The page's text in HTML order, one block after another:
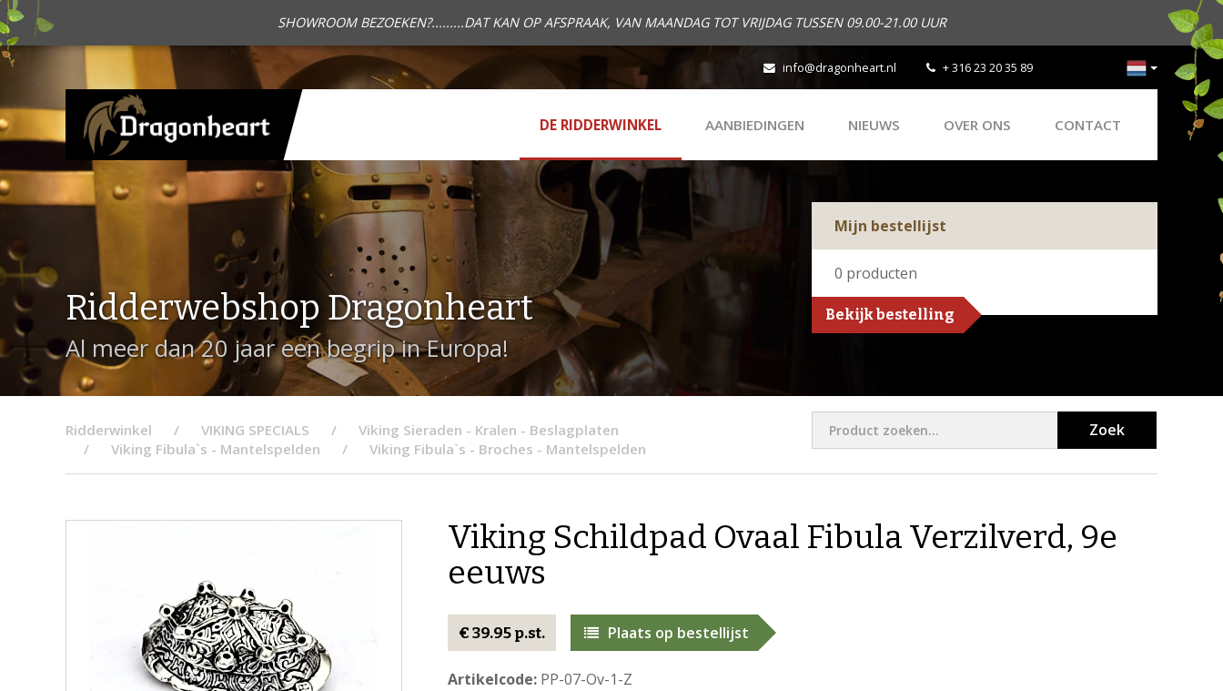
SHOWROOM BEZOEKEN?.........DAT KAN OP AFSPRAAK, VAN MAANDAG TOT VRIJDAG TUSSEN 09.00-21.00 UUR
info@dragonheart.nl + 316 23 20 35 89
DE RIDDERWINKEL AANBIEDINGEN NIEUWS OVER ONS CONTACT
Ridderwebshop Dragonheart
Al meer dan 20 jaar een begrip in Europa!
Mijn bestellijst
0 producten
Bekijk bestelling
Ridderwinkel VIKING SPECIALS
Viking Sieraden - Kralen - Beslagplaten
Viking Fibula`s - Mantelspelden
Viking Fibula`s - Broches - Mantelspelden
Zoek
Viking Schildpad Ovaal Fibula Verzilverd, 9e
eeuws
€ 39.95 p.st. Plaats op bestellijst
Artikelcode:PP-07-Ov-1-Z